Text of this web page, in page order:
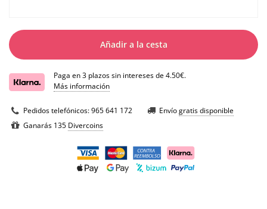
Añadir a la cesta
Paga en 3 plazos sin intereses de 4.50€.
Más información
Pedidos telefónicos:965 641 172 Envíogratis disponible
Ganarás 135 Divercoins